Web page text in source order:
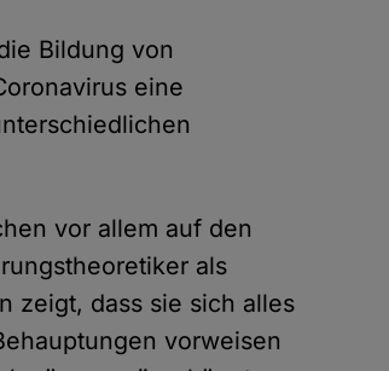
Bildung von
eine
vor allem auf den
als
zeigt, dass sie sich alles
vorweisen